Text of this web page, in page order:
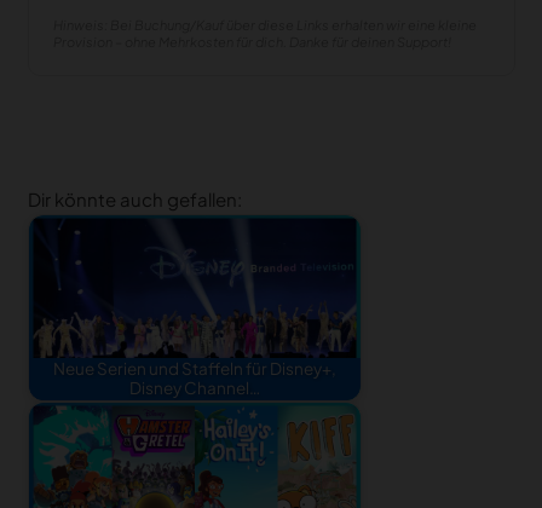
Dir könnte auch gefallen:
Neue Serien und Staffeln für Disney+,
Disney Channel…